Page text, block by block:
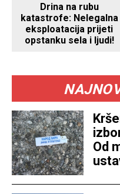
Drina na rubu
katastrofe: Nelegalna
eksploatacija prijeti
opstanku sela i ljudi!
Od